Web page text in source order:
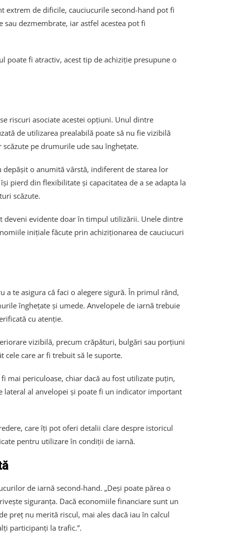
extrem de dificile, cauciucurile second-hand pot fi
dezmembrate, iar astfel acestea pot fi
poate fi atractiv, acest tip de achiziție presupune o
riscuri asociate acestei opțiuni. Unul dintre
de utilizarea prealabilă poate să nu fie vizibilă
pe drumurile ude sau înghețate.
o anumită vârstă, indiferent de starea lor
pierd din flexibilitate și capacitatea de a se adapta la
scăzute.
deveni evidente doar în timpul utilizării. Unele dintre
inițiale făcute prin achiziționarea de cauciucuri
a te asigura că faci o alegere sigură. În primul rând,
înghețate și umede. Anvelopele de iarnă trebuie
cu atenție.
vizibilă, precum crăpături, bulgări sau porțiuni
cele care ar fi trebuit să le suporte.
mai periculoase, chiar dacă au fost utilizate puțin,
lateral al anvelopei și poate fi un indicator important
care îți pot oferi detalii clare despre istoricul
pentru utilizare în condiții de iarnă.
de iarnă second-hand. „Deși poate părea o
siguranța. Dacă economiile financiare sunt un
preț nu merită riscul, mai ales dacă iau în calcul
participanți la trafic.”.